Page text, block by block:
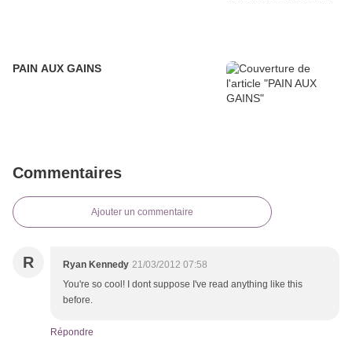
PAIN AUX GAINS
Commentaires
Ajouter un commentaire
R Ryan Kennedy 21/03/2012 07:58
You're so cool! I dont suppose I've read anything like this
before.
Répondre